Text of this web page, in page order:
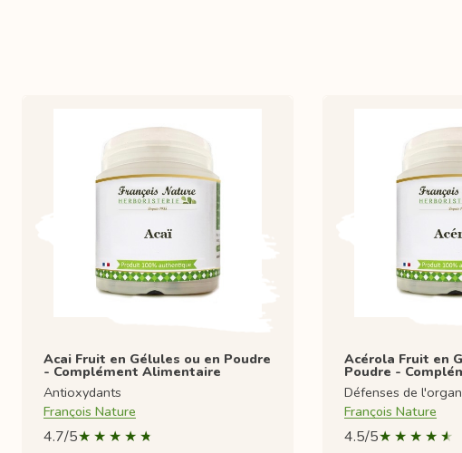
Acai Fruit en Gélules ou en Poudre
- Complément Alimentaire
Antioxydants
François Nature
4.7/5
Acérola Fruit en
Poudre -
Défenses de
François Nature
4.5/5